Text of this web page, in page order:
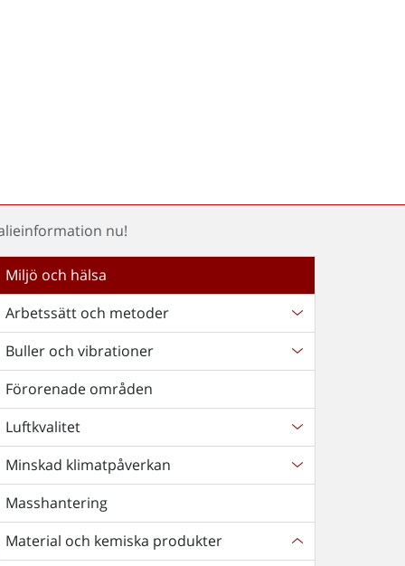
nu!
Miljö och hälsa
Arbetssätt och metoder
Buller och vibrationer
Förorenade områden
Luftkvalitet
Minskad klimatpåverkan
Masshantering
Material och kemiska produkter